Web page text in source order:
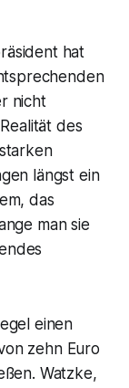
hat
nicht
des
längst ein
das
man sie
einen
zehn Euro
Watzke,